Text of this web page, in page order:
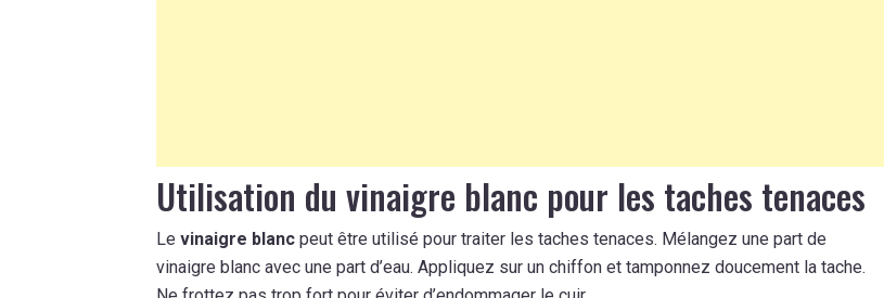
Utilisation du vinaigre blanc pour les taches tenaces
Le vinaigre blanc peut être utilisé pour traiter les taches tenaces. Mélangez une part de
vinaigre blanc avec une part d’eau. Appliquez sur un chiffon et tamponnez doucement la tache.